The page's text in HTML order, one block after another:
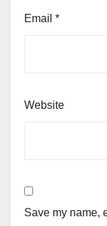
Email *
Website
Save my name,